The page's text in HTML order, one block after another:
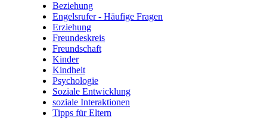
Beziehung
Engelsrufer - Häufige Fragen
Erziehung
Freundeskreis
Freundschaft
Kinder
Kindheit
Psychologie
Soziale Entwicklung
soziale Interaktionen
Tipps für Eltern